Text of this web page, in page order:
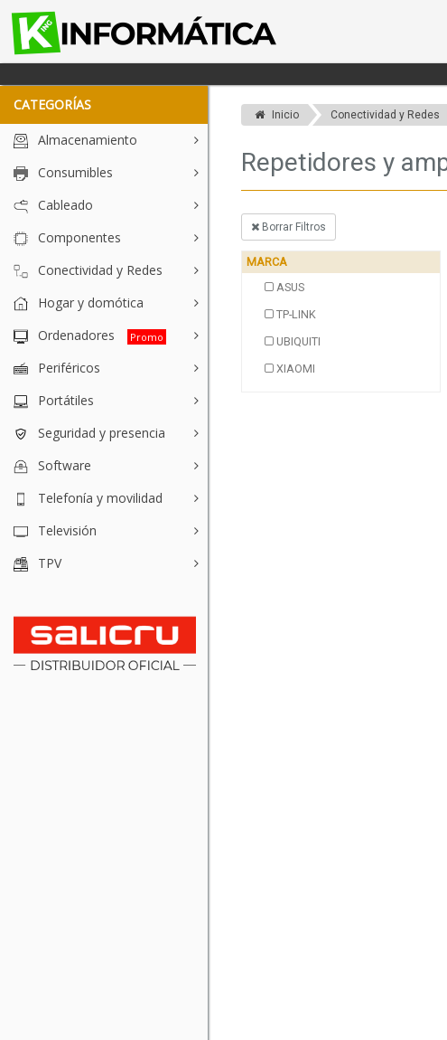
CATEGORÍAS
Almacenamiento
Consumibles
Cableado
Componentes
Conectividad y Redes
Hogar y domótica
Ordenadores
Promo
Periféricos
Portátiles
Seguridad y presencia
Software
Telefonía y movilidad
Televisión
TPV
Inicio Conectividad y Redes
Repetidores y
Borrar Filtros
MARCA
ASUS
TP-LINK
UBIQUITI
XIAOMI